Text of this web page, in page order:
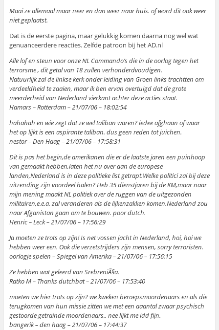
Maai ze allemaal maar neer en dan weer naar huis. of word dit ook weer
niet geplaatst.
Dat is de eerste pagina, maar gelukkig komen daarna nog wel wat
genuanceerdere reacties. Zelfde patroon bij het AD.nl
Alle lof en steun voor onze NL Commando’s die in de oorlog tegen het
terrorsme , dit getal van 18 zullen verhonderdvoudigen.
Natuurlijk zal de linkse kerk onder leiding van Groen links trachtten om
verdeeldheid te zaaien, maar ik ben ervan overtuigd dat de grote
meerderheid van Nederland vierkant achter deze acties staat.
Hamars – Rotterdam – 21/07/06 – 18:02:54
hahahah en wie zegt dat ze wel taliban waren? iedee afghaan of waar
het op lijkt is een aspirante taliban. dus geen reden tot juichen.
nestor – Den Haag – 21/07/06 – 17:58:31
Dit is pas het begin,de amerikanen die er de laatste jaren een puinhoop
van gemaakt hebben,laten het nu over aan de europese
landen,Nederland is in deze politieke list getrapt.Welke politici zal bij deze
uitzending zijn voordeel halen? Heb 35 dienstjaren bij de KM,maar naar
mijn mening maakt NL politiek over de ruggen van de uitgezonden
militairen,e.e.a. zal veranderen als de lijkenzakken komen.Nederland zou
naar Afganistan gaan om te bouwen. poor dutch.
Henric – Leck – 21/07/06 – 17:56:29
Ja moeten ze trots op zijn! Is net vossen jacht in Nederland, hoi, hoi we
hebben weer een. Ook die verzetstrijders zijn mensen, sorry terroristen.
oorlogje spelen – Spiegel van Amerika – 21/07/06 – 17:56:15
Ze hebben wat geleerd van SrebreniÃ§a.
Ratko M – Thanks dutchbat – 21/07/06 – 17:53:40
moeten we hier trots op zijn? we kweken beroepsmoordenaars en als die
terugkomen van hun missie zitten we met een aaantal zwaar psychisch
gestoorde getrainde moordenaars.. nee lijkt me idd fijn.
bangerik – den haag – 21/07/06 – 17:44:37